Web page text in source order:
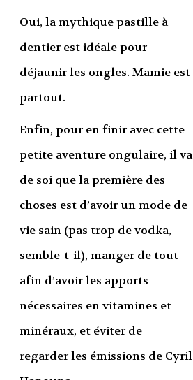
Oui, la mythique pastille à
dentier est idéale pour
déjaunir les ongles. Mamie est
partout.
Enfin, pour en finir avec cette
petite aventure ongulaire, il va
de soi que la première des
choses est d’avoir un mode de
vie sain (pas trop de vodka,
semble-t-il), manger de tout
afin d’avoir les apports
nécessaires en vitamines et
minéraux, et éviter de
regarder les émissions de Cyril